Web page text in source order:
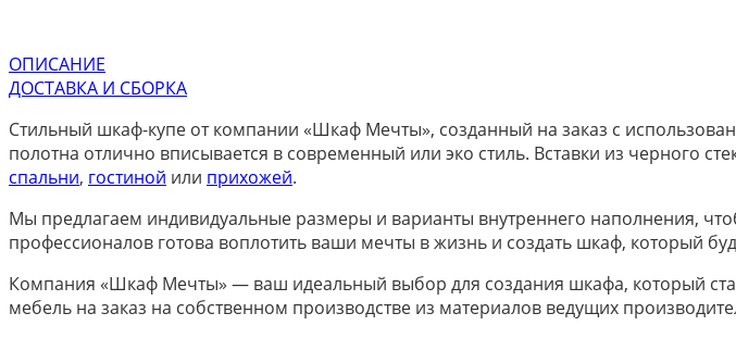
ОПИСАНИЕ
ДОСТАВКА И СБОРКА
Стильный шкаф-купе от компании «Шкаф Мечты», созданный на заказ с
полотна отлично вписывается в современный или эко стиль. Вставки из черного
спальни, гостиной или прихожей.
Мы предлагаем индивидуальные размеры и варианты внутреннего наполнения,
профессионалов готова воплотить ваши мечты в жизнь и создать шкаф, который
Компания «Шкаф Мечты» — ваш идеальный выбор для создания шкафа, который
мебель на заказ на собственном производстве из материалов ведущих